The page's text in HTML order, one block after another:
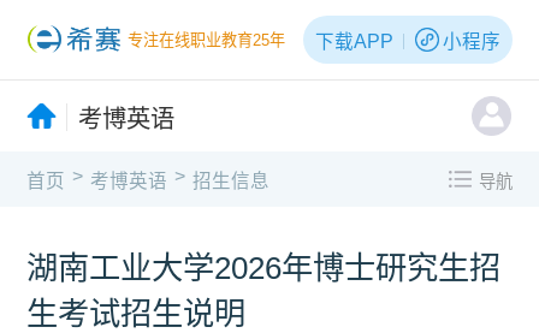
专注在线职业教育25年 下载APP 小程序
考博英语
首页 > 考博英语 > 招生信息 导航
湖南工业大学2026年博士研究生招
生考试招生说明